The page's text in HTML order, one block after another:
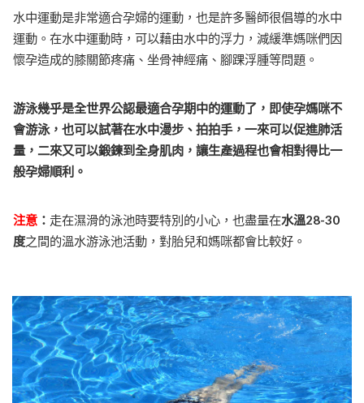
水中運動是非常適合孕婦的運動，也是許多醫師很倡導的水中
運動。在水中運動時，可以藉由水中的浮力，減緩準媽咪們因
懷孕造成的膝關節疼痛、坐骨神經痛、腳踝浮腫等問題。
游泳幾乎是全世界公認最適合孕期中的運動了，即使孕媽咪不
會游泳，也可以試著在水中漫步、拍拍手，一來可以促進肺活
量，二來又可以鍛鍊到全身肌肉，讓生產過程也會相對得比一
般孕婦順利。
注意 ： 走在濕滑的泳池時要特別的小心，也盡量在水溫28-30
度之間的溫水游泳池活動，對胎兒和媽咪都會比較好。